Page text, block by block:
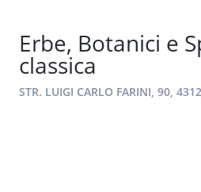
Erbe, Botanici e
classica
STR. LUIGI CARLO FARINI, 90,